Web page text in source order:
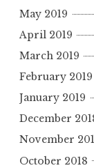
May 2019
April 2019
March 2019
February 2019
January 2019
December
November
October 2018